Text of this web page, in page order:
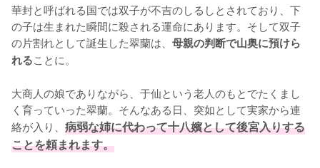
華封と呼ばれる国では双子が不吉のしるしとされており、下
の子は生まれた瞬間に殺される運命にあります。そして双子
の片割れとして誕生した翠蘭は、 母親の判断で山奥に預けら
れることに。
大商人の娘でありながら、于仙という老人のもとでたくまし
く育っていった翠蘭。そんなある日、突如として実家から連
絡が入り、 病弱な姉に代わって十八嬪として後宮入りする
ことを頼まれます。